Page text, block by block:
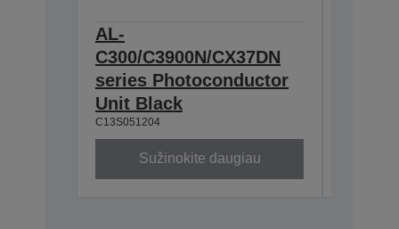
AL-
C300/C3900N/CX37DN
series Photoconductor
Unit Black
C13S051204
Sužinokite daugiau